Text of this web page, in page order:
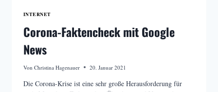
INTERNET
Corona-Faktencheck mit Google
News
Von Christina Hagenauer 20. Januar 2021
Die Corona-Krise ist eine sehr große Herausforderung für